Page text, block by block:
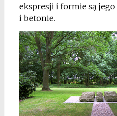
ekspresji i formie są
i betonie.